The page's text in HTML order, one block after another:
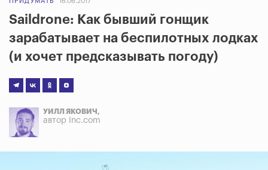
Saildrone: Как бывший гонщик
зарабатывает на беспилотных лодках
(и хочет предсказывать погоду)
УИЛЛ ЯКОВИЧ,
автор Inc.com